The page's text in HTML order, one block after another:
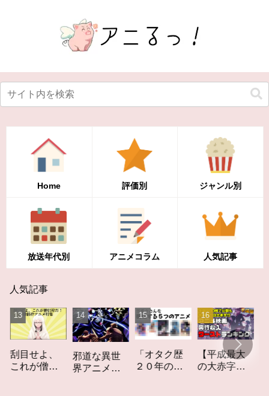
Home 評価別 ジャンル別
放送年代別 アニメコラム 人気記事
人気記事
せよ、
が僧侶
邪道な異世
界アニメ
「オタク歴
２０年の私
【平成最大
の大赤字】
作家
りか